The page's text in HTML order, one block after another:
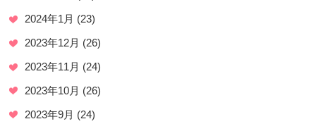
2024年1月 (23)
2023年12月 (26)
2023年11月 (24)
2023年10月 (26)
2023年9月 (24)